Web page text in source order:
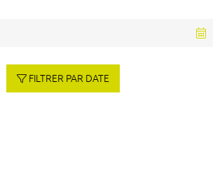
FILTRER PAR DATE